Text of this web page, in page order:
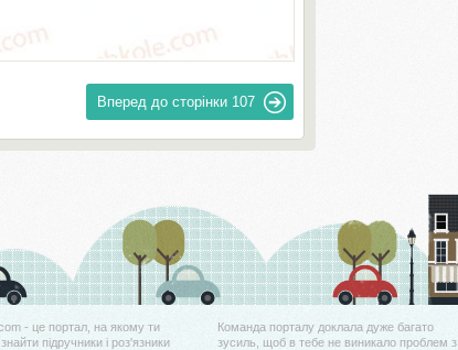
Вперед до сторінки 107
- це портал, на якому ти
підручники і роз'язники
Команда порталу доклала дуже багато
зусиль, щоб в тебе не виникало проблем з